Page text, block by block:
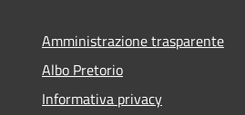
Amministrazione trasparente
Albo Pretorio
Informativa privacy